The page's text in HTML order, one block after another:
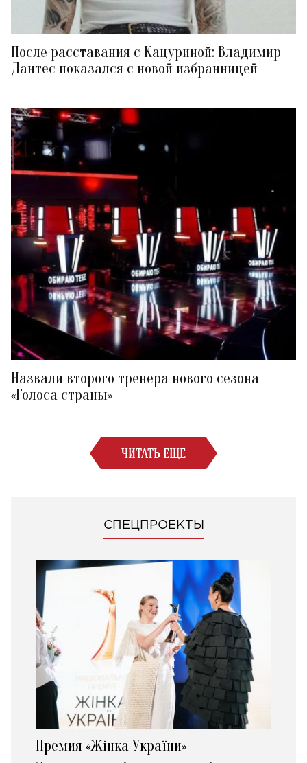
После расставания с Кацуриной: Владимир
Дантес показался с новой избранницей
Назвали второго тренера нового сезона
«Голоса страны»
ЧИТАТЬ ЕЩЕ
СПЕЦПРОЕКТЫ
Премия «Жінка України»